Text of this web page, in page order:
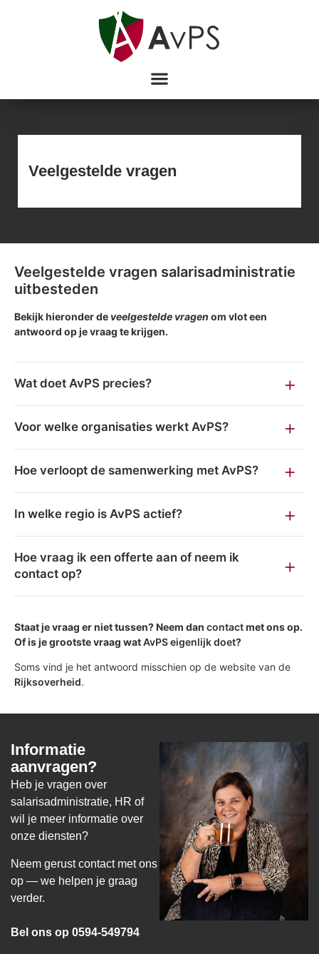
Veelgestelde vragen
Veelgestelde vragen salarisadministratie
uitbesteden
Bekijk hieronder de veelgestelde vragen om vlot een
antwoord op je vraag te krijgen.
Wat doet AvPS precies?
Voor welke organisaties werkt AvPS?
Hoe verloopt de samenwerking met AvPS?
In welke regio is AvPS actief?
Hoe vraag ik een offerte aan of neem ik
contact op?
Staat je vraag er niet tussen? Neem dan contactmet ons op.
Of is je grootste vraag watAvPS eigenlijk doet?
Soms vind je het antwoord misschien op de website van de
Rijksoverheid.
Informatie
aanvragen?
Heb je vragen over
salarisadministratie, HR of
wil je meer informatie over
onze diensten?
Neem gerust contact met ons
op — we helpen je graag
verder.
Bel ons op 0594-549794